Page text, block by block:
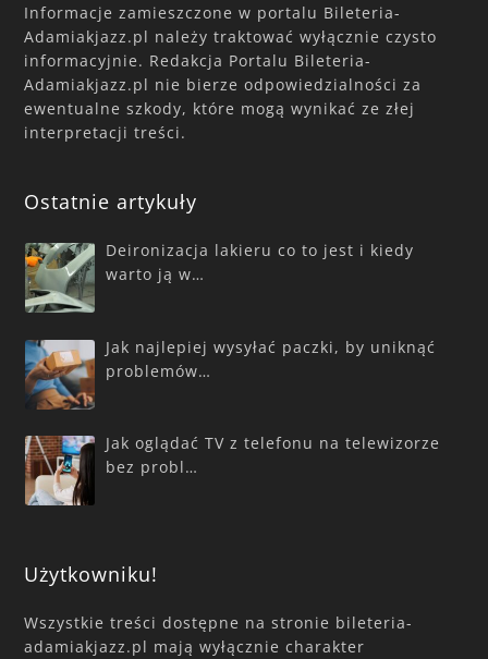
Informacje zamieszczone w portalu Bileteria-
Adamiakjazz.pl należy traktować wyłącznie czysto
informacyjnie. Redakcja Portalu Bileteria-
Adamiakjazz.pl nie bierze odpowiedzialności za
ewentualne szkody, które mogą wynikać ze złej
interpretacji treści.
Ostatnie artykuły
Deironizacja lakieru co to jest i kiedy
warto ją w…
Jak najlepiej wysyłać paczki, by uniknąć
problemów…
Jak oglądać TV z telefonu na telewizorze
bez probl…
Użytkowniku!
Wszystkie treści dostępne na stronie bileteria-
adamiakjazz.pl mają wyłącznie charakter